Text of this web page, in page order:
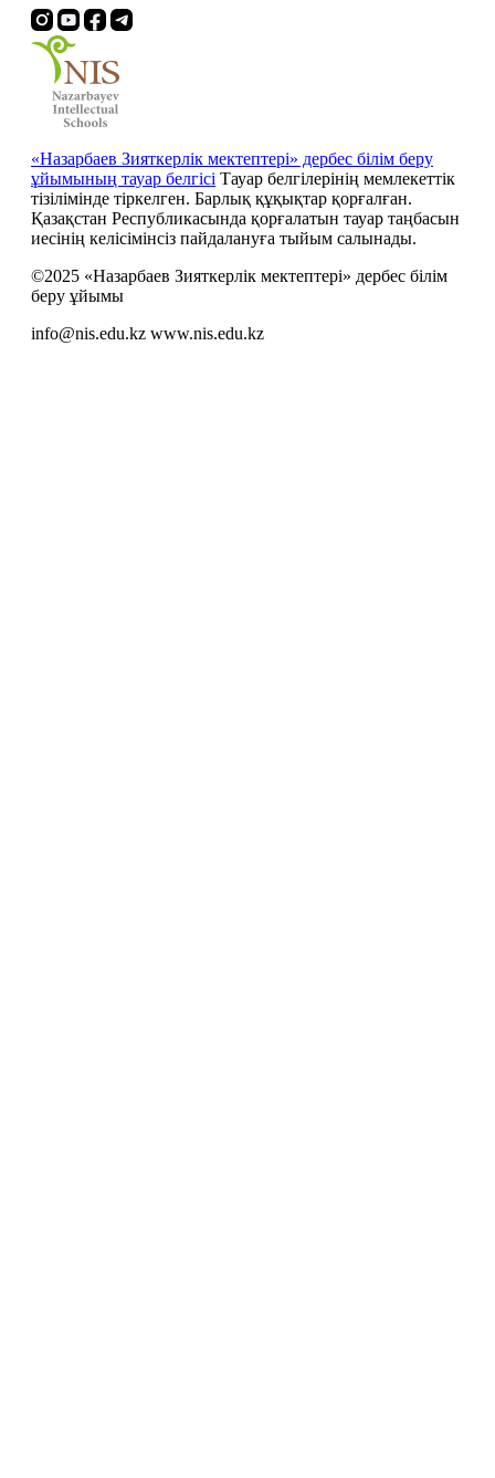
«Назарбаев Зияткерлік мектептері» дербес білім беру
ұйымының тауар белгісі Тауар белгілерінің мемлекеттік
тізілімінде тіркелген. Барлық құқықтар қорғалған.
Қазақстан Республикасында қорғалатын тауар таңбасын
иесiнiң келiсiмiнсiз пайдалануға тыйым салынады.
©2025 «Назарбаев Зияткерлік мектептері» дербес білім
беру ұйымы
info@nis.edu.kz www.nis.edu.kz